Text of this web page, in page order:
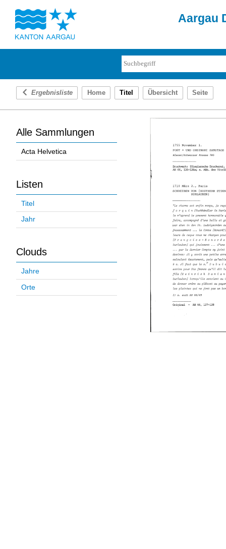
Aargau
Ergebnisliste Home Titel Übersicht Seite
Alle Sammlungen
Acta Helvetica
Listen
Titel
Jahr
Clouds
Jahre
Orte